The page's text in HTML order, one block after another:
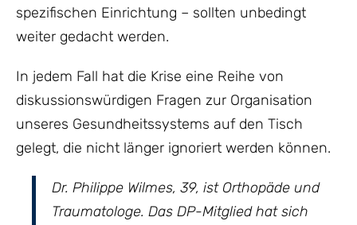
spezifischen Einrichtung – sollten unbedingt
weiter gedacht werden.
In jedem Fall hat die Krise eine Reihe von
diskussionswürdigen Fragen zur Organisation
unseres Gesundheitssystems auf den Tisch
gelegt, die nicht länger ignoriert werden können.
Dr. Philippe Wilmes, 39, ist Orthopäde und
Traumatologe. Das DP-Mitglied hat sich